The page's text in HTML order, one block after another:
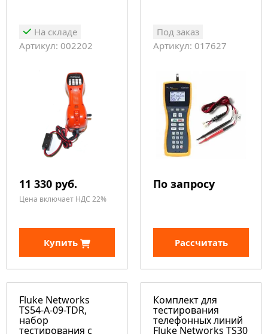
На складе
Артикул: 002202
11 330 руб.
Цена включает НДС 22%
Купить
Под заказ
Артикул: 017627
По запросу
Рассчитать
Fluke Networks
TS54-A-09-TDR,
набор
тестирования с
Комплект для
тестирования
телефонных линий
Fluke Networks TS30